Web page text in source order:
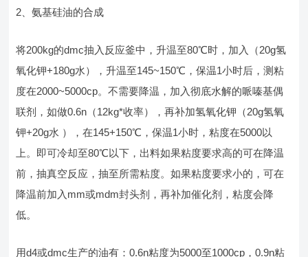
2、氨基硅油的合成
将200kg的dmc抽入反应釜中，升温至80℃时，加入（20g氢
氧化钾+180g水），升温至145~150℃，保温1小时后，测粘
度在2000~5000cp。不需要降温，加入彻底水解的哌嗪基偶
联剂，如做0.6n（12kg*收率），再补加氢氧化钾（20g氢氧
钾+20g水 ），在145+150℃，保温1小时，粘度在5000以
上。即可冷却至80℃以下，出料如果粘度要求高的可在降温
前，抽真空反应，抽至所需粘度。如果粘度要求小的，可在
降温前加入mm或mdm封头剂，再补加催化剂，粘度会降
低。
用d4或dmc生产的油有：0.6n粘度为5000至1000cp，0.9n粘